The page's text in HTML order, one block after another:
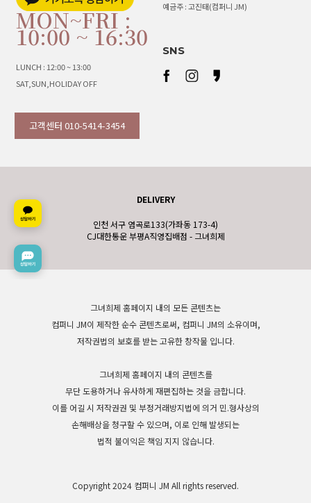
MON~FRI :
10:00 ~ 16:30
LUNCH : 12:00 ~ 13:00
SAT,SUN,HOLIDAY OFF
고객센터 010-5414-3454
예금주 : 고진태(컴퍼니 JM)
SNS
DELIVERY
인천 서구 염곡로133(가좌동 173-4)
CJ대한통운 부평A직영집배점 - 그녀희제
그녀희제 홈페이지 내의 모든 콘텐츠는
컴퍼니 JM이 제작한 순수 콘텐츠로써, 컴퍼니 JM의 소유이며,
저작권법의 보호를 받는 고유한 창작물 입니다.
그녀희제 홈페이지 내의 콘텐츠를
무단 도용하거나 유사하게 재편집하는 것을 금합니다.
이를 어길 시 저작권권 및 부정거래방지법에 의거 민.형사상의
손해배상을 청구할 수 있으며, 이로 인해 발생되는
법적 불이익은 책임 지지 않습니다.
Copyright 2024 컴퍼니 JM All rights reserved.